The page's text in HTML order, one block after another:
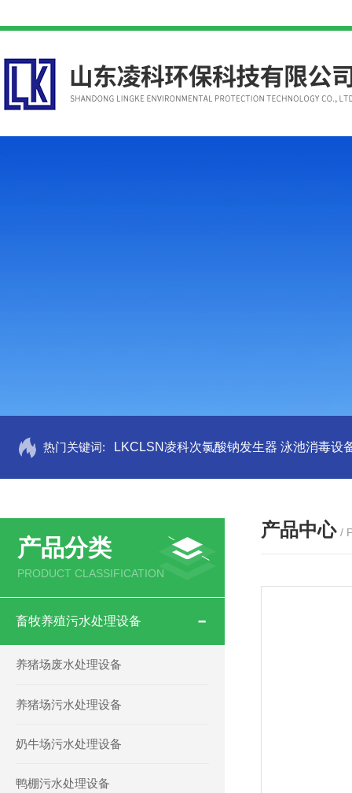
热门关键词: LKCLSN凌科次氯酸钠发生器 泳池消毒设
产品分类
PRODUCT CLASSIFICATION
畜牧养殖污水处理设备
养猪场废水处理设备
养猪场污水处理设备
奶牛场污水处理设备
鸭棚污水处理设备
产品中心 /